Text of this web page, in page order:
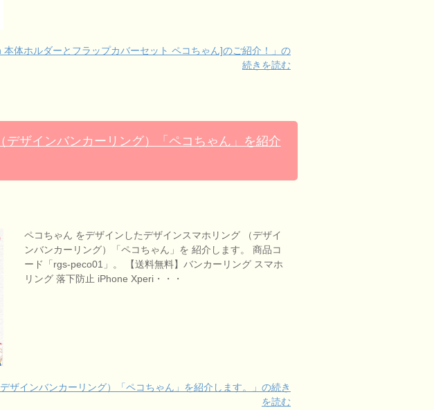
本体ホルダーとフラップカバーセット ペコちゃん]のご紹介！」の
続きを読む
デザインバンカーリング）「ペコちゃん」を紹介
ペコちゃん をデザインしたデザインスマホリング （デザイ
ンバンカーリング）「ペコちゃん」を 紹介します。 商品コ
ード「rgs-peco01」。 【送料無料】バンカーリング スマホ
リング 落下防止 iPhone Xperi・・・
ザインバンカーリング）「ペコちゃん」を紹介します。」の続き
を読む